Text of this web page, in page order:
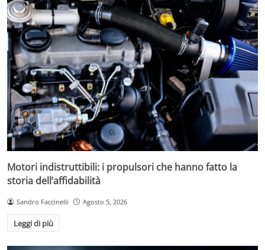
Motori indistruttibili: i propulsori che hanno fatto la
storia dell’affidabilità
Sandro Faccinelli Agosto 5, 2026
Leggi di più